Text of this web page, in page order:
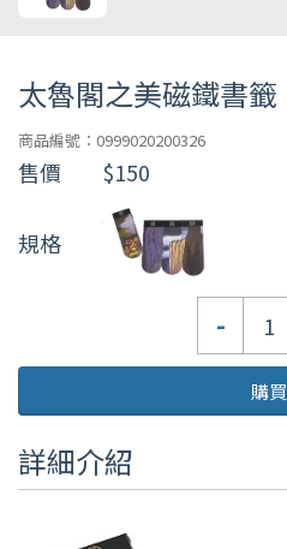
太魯閣之美磁鐵書籤
商品編號：0999020200326
售價 $150
規格
-
購買
詳細介紹